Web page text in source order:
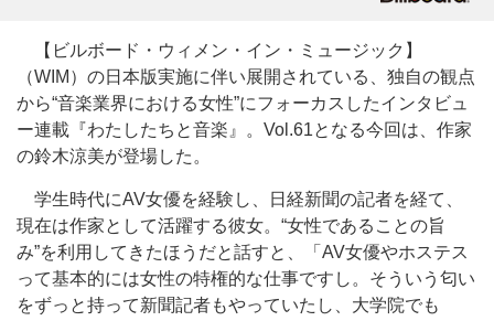
【ビルボード・ウィメン・イン・ミュージック】
（WIM）の日本版実施に伴い展開されている、独自の観点
から“音楽業界における女性”にフォーカスしたインタビュ
ー連載『わたしたちと音楽』。Vol.61となる今回は、作家
の鈴木涼美が登場した。
学生時代にAV女優を経験し、日経新聞の記者を経て、
現在は作家として活躍する彼女。“女性であることの旨
み”を利用してきたほうだと話すと、「AV女優やホステス
って基本的には女性の特権的な仕事ですし。そういう匂い
をずっと持って新聞記者もやっていたし、大学院でも